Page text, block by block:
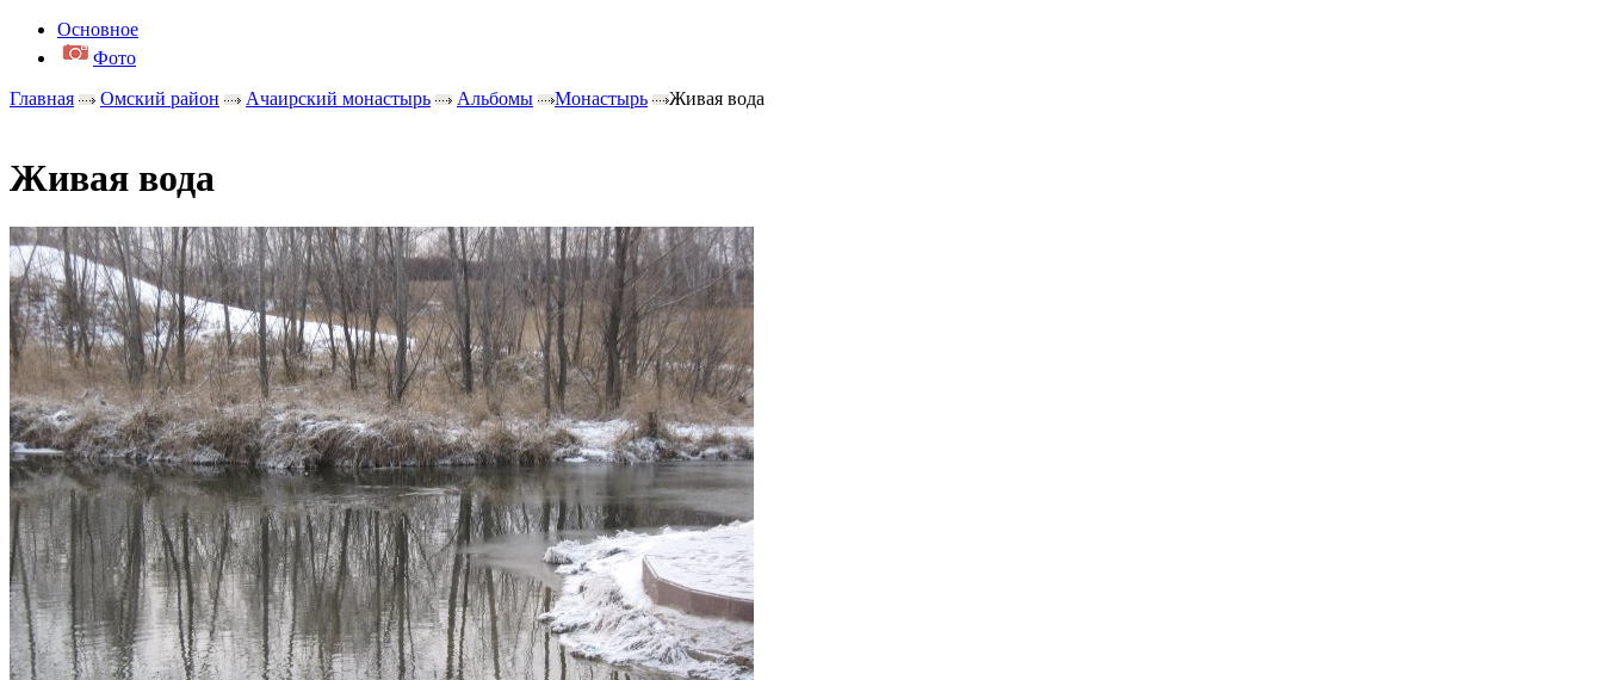
Основное
Фото
Главная
Омский район Ачаирский монастырь Альбомы Монастырь Живая вода
Живая вода